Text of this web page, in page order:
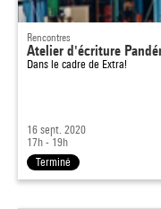
Rencontres
Atelier d'écriture
Dans le cadre de Extra!
16 sept. 2020
17h - 19h
Terminé